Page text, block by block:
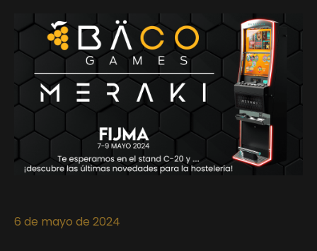
6 de mayo de 2024